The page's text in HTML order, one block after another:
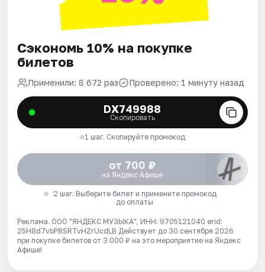
Сэкономь 10% на покупке
билетов
Применили: 8 672 раз Проверено: 1 минуту назад
DX749988
Скопировать
1 шаг. Скопируйте промокод
от 700 ₽
на Яндекс Афише
2 шаг. Выберите билет и примените промокод
до оплаты
Реклама. ООО "ЯНДЕКС МУЗЫКА", ИНН: 9705121040 erid:
25H8d7vbP8SRTvHZrUcdLB Действует до 30 сентября 2026
при покупке билетов от 3 000 ₽ на это мероприятие на Яндекс
Афише!